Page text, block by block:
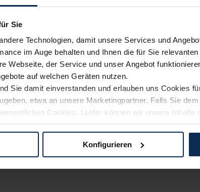
Sie
Technologien, damit unsere Services und
im Auge behalten und Ihnen die für Sie
Webseite, der Service und unser Angebot
auf welchen Geräten nutzen.
Sie damit einverstanden und erlauben uns Cookies
etwa an unsere Marketingpartner. Falls Sie
Cookies. Leider können wir unsere Inhalte
Weg zu Ihrem Neuwagen unterstützen. Sie können
Konfigurieren